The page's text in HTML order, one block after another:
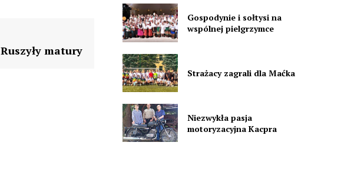
Ruszyły matury
Gospodynie i sołtysi na
wspólnej pielgrzymce
Strażacy zagrali dla Maćka
Niezwykła pasja
motoryzacyjna Kacpra